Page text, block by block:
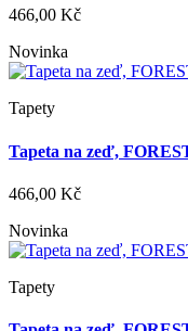
466,00 Kč
Novinka
Tapety
Tapeta na zeď,
466,00 Kč
Novinka
Tapety